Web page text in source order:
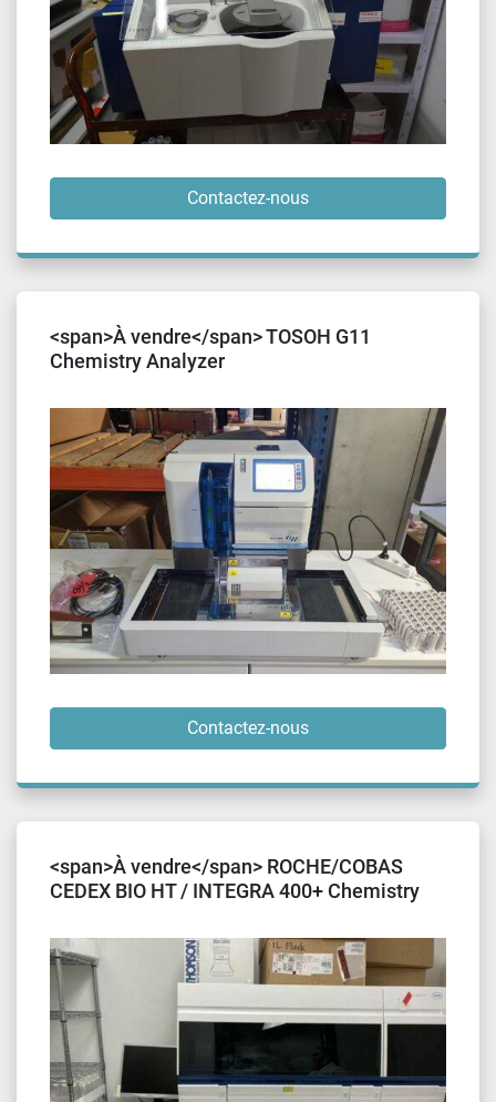
Contactez-nous
<span>À vendre</span> TOSOH G11
Chemistry Analyzer
Contactez-nous
<span>À vendre</span> ROCHE/COBAS
CEDEX BIO HT / INTEGRA 400+ Chemistry